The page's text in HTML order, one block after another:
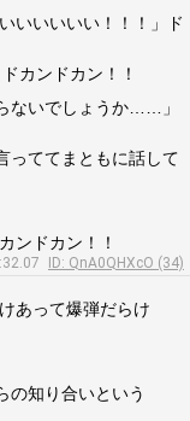
いいいいい！！！」ド
ンドカン！！
ないでしょうか……」
っててまともに話して
ンドカン！！
ID: QnA0QHXcO (34)
あって爆弾だらけ
知り合いという